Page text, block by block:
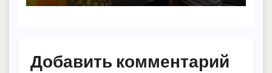
Добавить комментарий